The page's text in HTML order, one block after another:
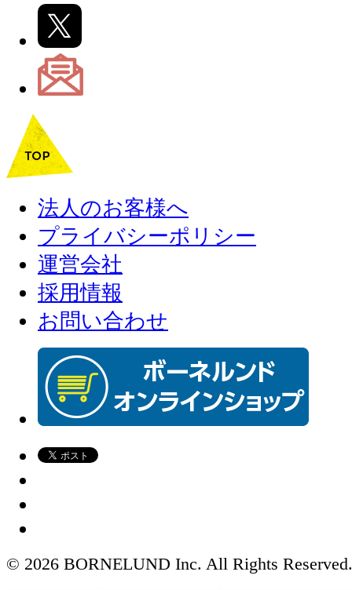
法人のお客様へ
プライバシーポリシー
運営会社
採用情報
お問い合わせ
© 2026 BORNELUND Inc. All Rights Reserved.